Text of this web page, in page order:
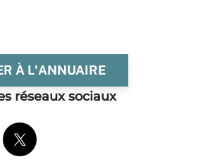
À L'ANNUAIRE
réseaux sociaux